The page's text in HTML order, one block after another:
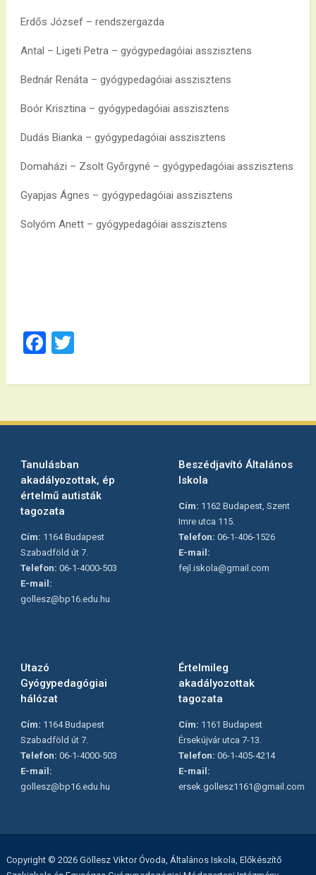
Erdős József – rendszergazda
Antal – Ligeti Petra – gyógypedagóiai asszisztens
Bednár Renáta – gyógypedagóiai asszisztens
Boór Krisztina – gyógypedagóiai asszisztens
Dudás Bianka – gyógypedagóiai asszisztens
Domaházi – Zsolt Győrgyné – gyógypedagóiai asszisztens
Gyapjas Ágnes – gyógypedagóiai asszisztens
Solyóm Anett – gyógypedagóiai asszisztens
Facebook
Twitter
Tanulásban
akadályozottak, ép
értelmű autisták
tagozata
Cím: 1164 Budapest
Szabadföld út 7.
Telefon: 06-1-4000-503
E-mail:
gollesz@bp16.edu.hu
Beszédjavító Általános
Iskola
Cím: 1162 Budapest, Szent
Imre utca 115.
Telefon: 06-1-406-1526
E-mail:
fejl.iskola@gmail.com
Utazó
Gyógypedagógiai
hálózat
Cím: 1164 Budapest
Szabadföld út 7.
Telefon: 06-1-4000-503
E-mail:
gollesz@bp16.edu.hu
Értelmileg
akadályozottak
tagozata
Cím: 1161 Budapest
Érsekújvár utca 7-13.
Telefon: 06-1-405-4214
E-mail:
ersek.gollesz1161@gmail.com
Copyright © 2026 Göllesz Viktor Óvoda, Általános Iskola, Előkészítő